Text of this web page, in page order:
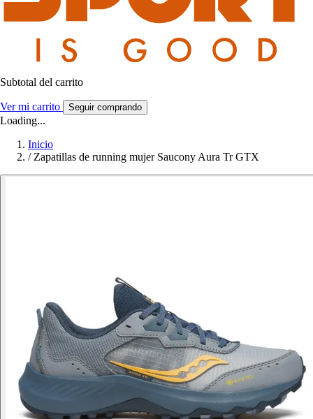
Subtotal del carrito
Ver mi carrito Seguir comprando
Loading...
Inicio
/ Zapatillas de running mujer Saucony Aura Tr GTX